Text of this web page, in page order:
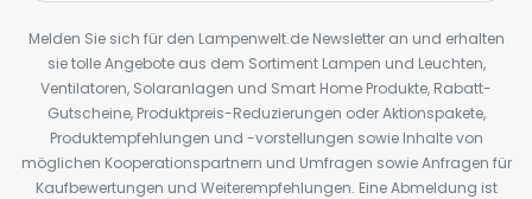
Melden Sie sich für den Lampenwelt.de Newsletter an und erhalten
sie tolle Angebote aus dem Sortiment Lampen und Leuchten,
Ventilatoren, Solaranlagen und Smart Home Produkte, Rabatt-
Gutscheine, Produktpreis-Reduzierungen oder Aktionspakete,
Produktempfehlungen und -vorstellungen sowie Inhalte von
möglichen Kooperationspartnern und Umfragen sowie Anfragen für
Kaufbewertungen und Weiterempfehlungen. Eine Abmeldung ist